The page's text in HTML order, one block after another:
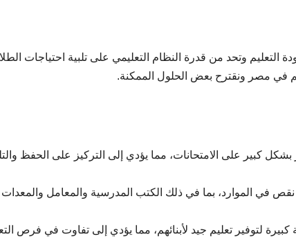
التعليم وتحد من قدرة النظام التعليمي على تلبية احتياجات
في مصر ونقترح بعض الحلول الممكنة.
كبير على الامتحانات، مما يؤدي إلى التركيز على الحفظ
في الموارد، بما في ذلك الكتب المدرسية والمعامل والمعدات
كبيرة لتوفير تعليم جيد لأبنائهم، مما يؤدي إلى تفاوت في فرص